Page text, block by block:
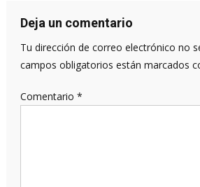
entradas
Deja un comentario
Tu dirección de correo electrónico no
campos obligatorios están marcados
Comentario *